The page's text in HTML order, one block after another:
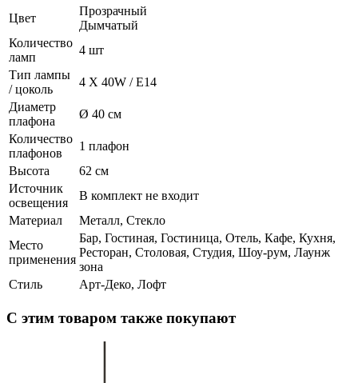
Цвет
Прозрачный
Дымчатый
Количество
ламп
4 шт
Тип лампы
/ цоколь
4 X 40W / E14
Диаметр
плафона
Ø 40 см
Количество
плафонов
1 плафон
Высота
62 см
Источник
освещения
В комплект не входит
Материал
Металл, Стекло
Место
применения
Бар, Гостиная, Гостиница, Отель, Кафе, Кухня,
Ресторан, Столовая, Студия, Шоу-рум, Лаунж
зона
Стиль
Арт-Деко, Лофт
С этим товаром также покупают